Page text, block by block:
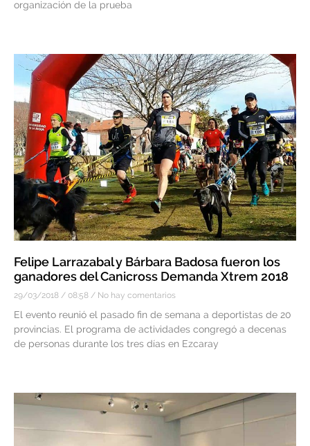
organización de la prueba
Felipe Larrazabal y Bárbara Badosa fueron los
ganadores del Canicross Demanda Xtrem 2018
29/03/2018 08:58 No hay comentarios
El evento reunió el pasado fin de semana a deportistas de 20
provincias. El programa de actividades congregó a decenas
de personas durante los tres días en Ezcaray